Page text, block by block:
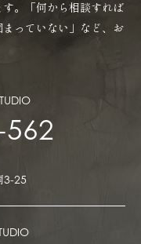
。「何から相談すれば
っていない」など、お
3-25